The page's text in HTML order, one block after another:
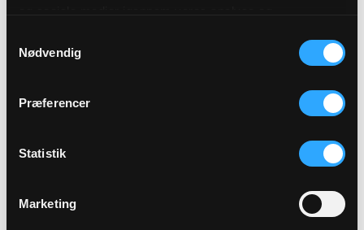
af cookies under "Detaljer" eller ved at klikke videre til
vores Cookiepolitik, som du finder i bunden af vores
Nødvendig
Præferencer
Statistik
Marketing